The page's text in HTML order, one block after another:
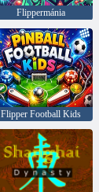
Flippermánia
Flipper Football Kids